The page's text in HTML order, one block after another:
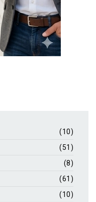
(10)
(51)
(8)
(61)
(10)